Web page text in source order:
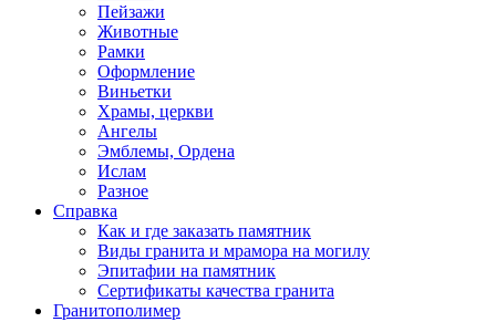
Пейзажи
Животные
Рамки
Оформление
Виньетки
Храмы, церкви
Ангелы
Эмблемы, Ордена
Ислам
Разное
Справка
Как и где заказать памятник
Виды гранита и мрамора на могилу
Эпитафии на памятник
Сертификаты качества гранита
Гранитополимер